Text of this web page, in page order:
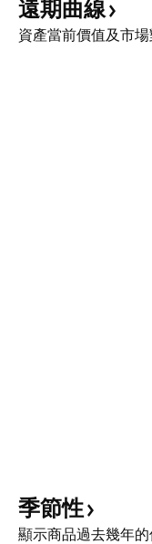
遠期曲線
資產當前價值及市
季節性
顯示商品過去幾年的